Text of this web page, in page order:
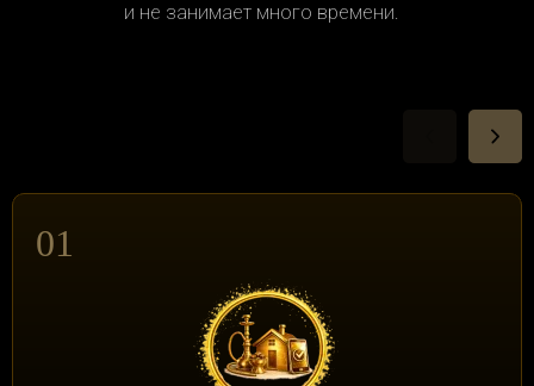
и не занимает много времени.
01